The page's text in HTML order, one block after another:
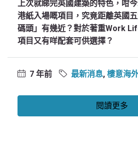
上次就睇完英國建築的特色，咁
港紙入場嘅項目，究竟距離英國
碼頭」有幾近？對於著重Work
項目又有咩配套可供選擇？
7 年前 最新消息, 樓意海
閱讀更多